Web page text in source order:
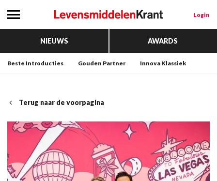
Login
NIEUWS AWARDS
Beste Introducties Gouden Partner Innova Klassiek
Terug naar de voorpagina